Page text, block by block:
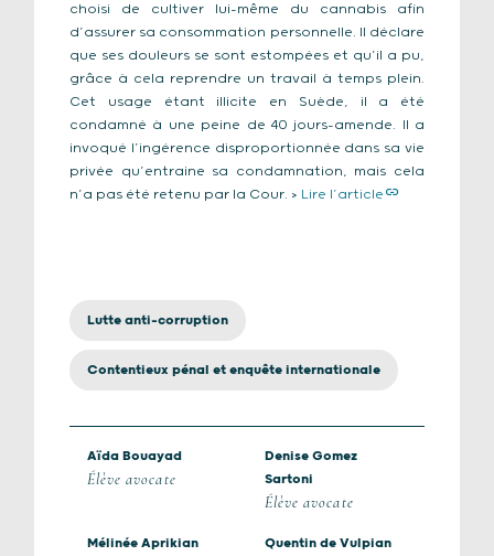
choisi de cultiver lui-même du cannabis afin
d’assurer sa consommation personnelle. Il déclare
que ses douleurs se sont estompées et qu’il a pu,
grâce à cela reprendre un travail à temps plein.
Cet usage étant illicite en Suède, il a été
condamné à une peine de 40 jours-amende. Il a
invoqué l’ingérence disproportionnée dans sa vie
privée qu’entraine sa condamnation, mais cela
n’a pas été retenu par la Cour. > Lire l’article
Lutte anti-corruption
Contentieux pénal et enquête internationale
Aïda Bouayad
Élève avocate
Denise Gomez
Sartoni
Élève avocate
Mélinée Aprikian Quentin de Vulpian